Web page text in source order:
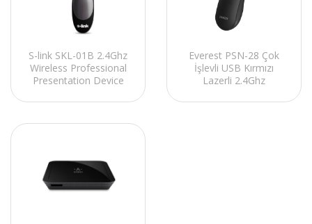
S-link SKL-01B 2.4Ghz
Wireless Professional
Presentation Device
Everest PSN-28 Çok
İşlevli USB Kırmızı
Lazerli 2.4Ghz
Profesyonel Sunum